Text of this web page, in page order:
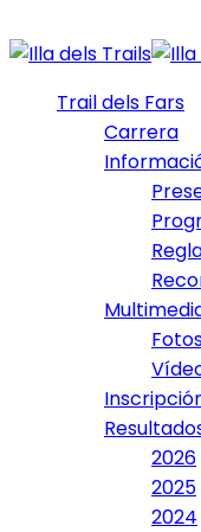
Trail dels Fars
Carrera
2026
2025
2024